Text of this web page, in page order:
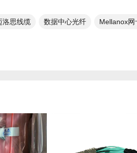
洛思线缆 数据中心光纤 Mellanox网